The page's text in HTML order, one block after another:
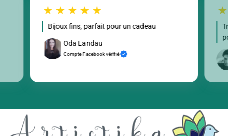
Bijoux fins, parfait pour un cadeau
Oda Landau
Compte Facebook vérifié